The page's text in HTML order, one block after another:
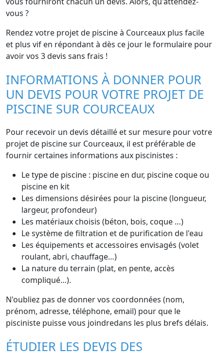
vous ?
Rendez votre projet de piscine à Courceaux plus facile
et plus vif en répondant à dès ce jour le formulaire pour
avoir vos 3 devis sans frais !
INFORMATIONS À DONNER POUR
UN DEVIS POUR VOTRE PROJET DE
PISCINE SUR COURCEAUX
Pour recevoir un devis détaillé et sur mesure pour votre
projet de piscine sur Courceaux, il est préférable de
fournir certaines informations aux piscinistes :
Le type de piscine : piscine en dur, piscine coque ou
piscine en kit
Les dimensions désirées pour la piscine (longueur,
largeur, profondeur)
Les matériaux choisis (béton, bois, coque …)
Le système de filtration et de purification de l'eau
Les équipements et accessoires envisagés (volet
roulant, abri, chauffage…)
La nature du terrain (plat, en pente, accès
compliqué…).
N'oubliez pas de donner vos coordonnées (nom,
prénom, adresse, téléphone, email) pour que le
pisciniste puisse vous joindredans les plus brefs délais.
ÉTUDIER LES DEVIS DES